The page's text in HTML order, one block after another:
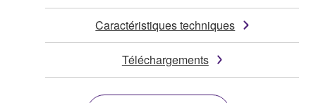
Caractéristiques techniques
Téléchargements